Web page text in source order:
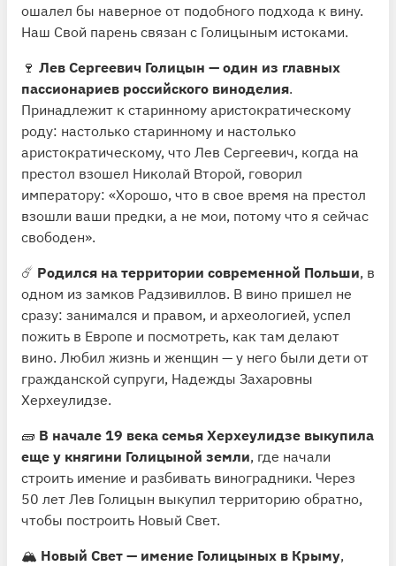
ошалел бы наверное от подобного подхода к вину.
Наш Свой парень связан с Голицыным истоками.
🍷 Лев Сергеевич Голицын — один из главных
пассионариев российского виноделия.
Принадлежит к старинному аристократическому
роду: настолько старинному и настолько
аристократическому, что Лев Сергеевич, когда на
престол взошел Николай Второй, говорил
императору: «Хорошо, что в свое время на престол
взошли ваши предки, а не мои, потому что я сейчас
свободен».
☄️ Родился на территории современной Польши, в
одном из замков Радзивиллов. В вино пришел не
сразу: занимался и правом, и археологией, успел
пожить в Европе и посмотреть, как там делают
вино. Любил жизнь и женщин — у него были дети от
гражданской супруги, Надежды Захаровны
Херхеулидзе.
🧱 В начале 19 века семья Херхеулидзе выкупила
еще у княгини Голицыной земли, где начали
строить имение и разбивать виноградники. Через
50 лет Лев Голицын выкупил территорию обратно,
чтобы построить Новый Свет.
🏔 Новый Свет — имение Голицыных в Крыму,